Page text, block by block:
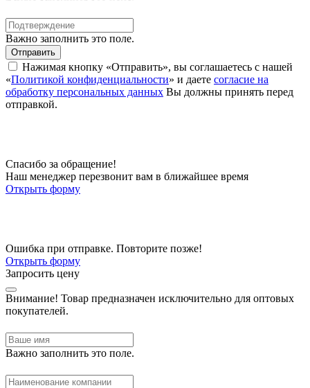
Важно заполнить это поле.
Отправить
Нажимая кнопку «Отправить», вы соглашаетесь с нашей
«Политикой конфиденциальности» и даете согласие на
обработку персональных данных Вы должны принять перед
отправкой.
Спасибо за обращение!
Наш менеджер перезвонит вам в ближайшее время
Открыть форму
Ошибка при отправке. Повторите позже!
Открыть форму
Запросить цену
Внимание! Товар предназначен исключительно для оптовых
покупателей.
Важно заполнить это поле.